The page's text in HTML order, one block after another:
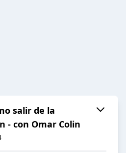
salir de la
- con Omar Colin